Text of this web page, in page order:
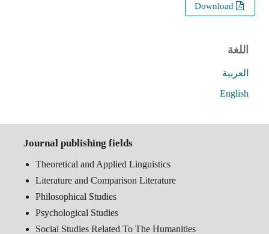
اللغة
العربية
English
Journal publishing fields
Theoretical and Applied Linguistics
Literature and Comparison Literature
Philosophical Studies
Psychological Studies
Social Studies Related To The Humanities